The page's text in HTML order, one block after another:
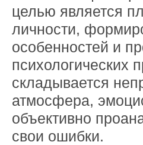
целью является
личности,
особенностей и
психологических
складывается
атмосфера,
объективно
свои ошибки.